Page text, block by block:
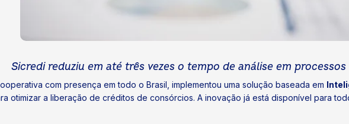
Sicredi reduziu em até três vezes o tempo de análise em
com presença em todo o Brasil, implementou uma solução baseada em
otimizar a liberação de créditos de consórcios. A inovação já está disponível para